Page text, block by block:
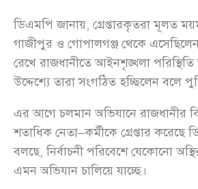
ডিএমপি জানায়, গ্রেপ্তারকৃতরা মূলত
গাজীপুর ও গোপালগঞ্জ থেকে
রেখে রাজধানীতে আইনশৃঙ্খলা
উদ্দেশ্যে তারা সংগঠিত হচ্ছিলেন বলে
এর আগে চলমান অভিযানে রাজধানীর
শতাধিক নেতা–কর্মীকে গ্রেপ্তার
বলছে, নির্বাচনী পরিবেশে যেকোনো
এমন অভিযান চালিয়ে যাচ্ছে।